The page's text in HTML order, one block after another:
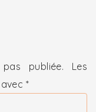
publiée.
Les
*